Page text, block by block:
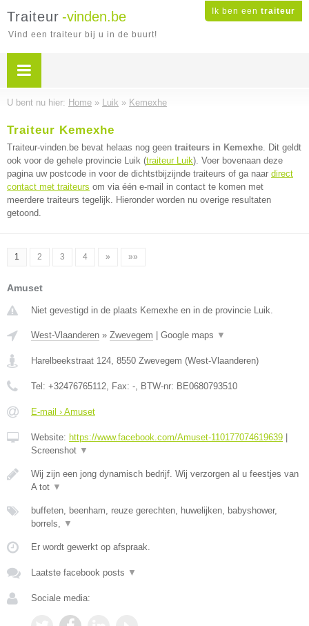
Ik ben een traiteur
Traiteur -vinden.be
Vind een traiteur bij u in de buurt!
U bent nu hier: Home » Luik » Kemexhe
Traiteur Kemexhe
Traiteur-vinden.be bevat helaas nog geen traiteurs in Kemexhe. Dit geldt
ook voor de gehele provincie Luik (traiteur Luik). Voer bovenaan deze
pagina uw postcode in voor de dichtstbijzijnde traiteurs of ga naar direct
contact met traiteurs om via één e-mail in contact te komen met
meerdere traiteurs tegelijk. Hieronder worden nu overige resultaten
getoond.
1 2 3 4 » »»
Amuset
Niet gevestigd in de plaats Kemexhe en in de provincie Luik.
West-Vlaanderen » Zwevegem Google maps ▼
Harelbeekstraat 124, 8550 Zwevegem (West-Vlaanderen)
Tel: +32476765112, Fax: -, BTW-nr: BE0680793510
E-mail › Amuset
Website: https://www.facebook.com/Amuset-110177074619639
Screenshot ▼
Wij zijn een jong dynamisch bedrijf. Wij verzorgen al u feestjes van
A tot ▼
buffeten, beenham, reuze gerechten, huwelijken, babyshower,
borrels, ▼
Er wordt gewerkt op afspraak.
Laatste facebook posts ▼
Sociale media: